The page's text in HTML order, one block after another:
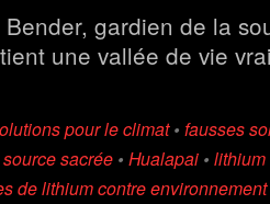
gardien de la
une vallée de vie
pour le climat• fausses
sacrée • Hualapai • lithium
de lithium contre environnement